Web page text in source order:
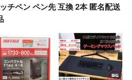
チペン ペン先 互換 2本 匿名配送